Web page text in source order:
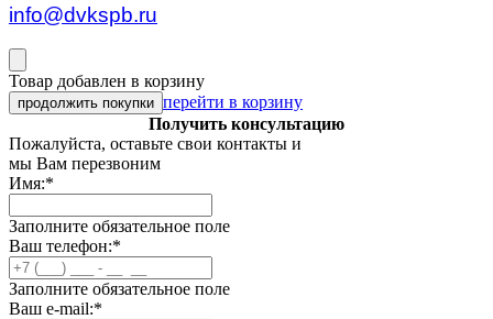
info@dvkspb.ru
Товар добавлен в корзину
продолжить покупки перейти в корзину
Получить консультацию
Пожалуйста, оставьте свои контакты и
мы Вам перезвоним
Имя:*
Заполните обязательное поле
Ваш телефон:*
Заполните обязательное поле
Ваш e-mail:*